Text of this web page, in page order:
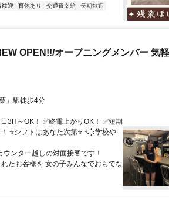
歓迎 育休あり 交通費支給
長期歓迎
OPEN!!/オープニングメンバー 気
葉」駅徒歩4分
3H～OK！ ✅終電上がりOK！ ✅短期
⭐シフトはあなた次第⭐ ➴⡱学校や
ンター越しの対面接客です！
様を 女の子みんなでおもてな